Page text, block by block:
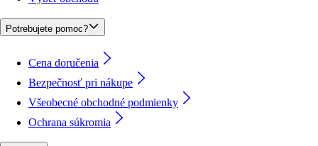
Potrebujete pomoc?
Cena doručenia
Bezpečnosť pri nákupe
Všeobecné obchodné podmienky
Ochrana súkromia